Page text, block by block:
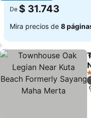
De $ 31.743
Mira precios de 8